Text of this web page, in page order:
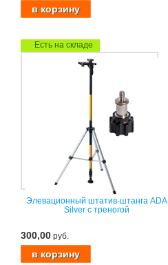
Есть на складе
Элевационный штатив-штанга ADA
Silver с треногой
300,00 руб.